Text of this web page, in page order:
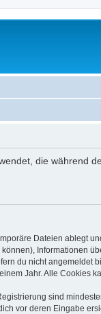
die während
Dateien ablegt
Informationen
du nicht angemeldet
Jahr. Alle Cookies
sind
vor deren Eingabe